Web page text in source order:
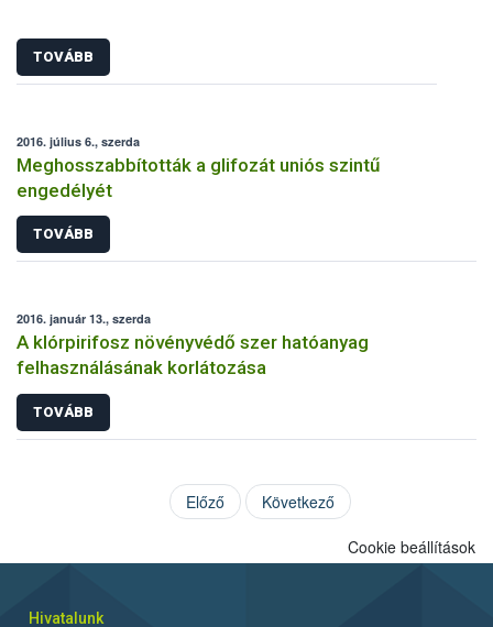
TOVÁBB
2016. július 6., szerda
Meghosszabbították a glifozát uniós szintű
engedélyét
TOVÁBB
2016. január 13., szerda
A klórpirifosz növényvédő szer hatóanyag
felhasználásának korlátozása
TOVÁBB
Előző Következő
Cookie beállítások
Hivatalunk